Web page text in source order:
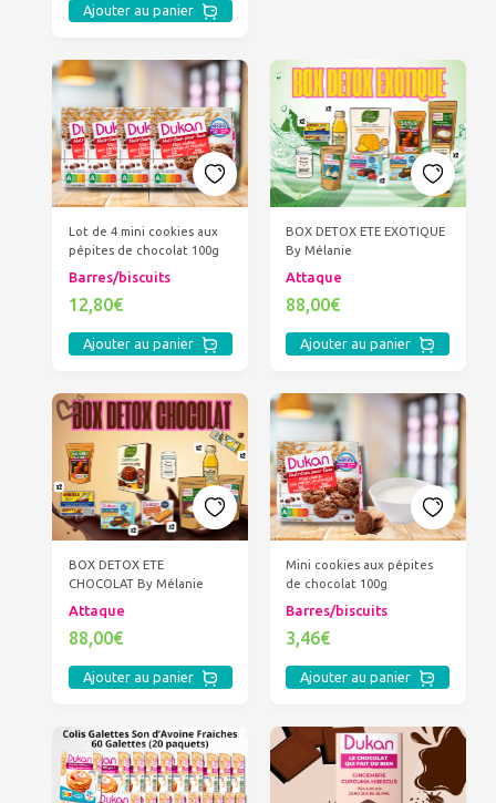
Ajouter au panier
Lot de 4 mini cookies aux
pépites de chocolat 100g
Barres/biscuits
12,80€
Ajouter au panier
BOX DETOX ETE EXOTIQUE
By Mélanie
Attaque
88,00€
Ajouter au panier
BOX DETOX ETE
CHOCOLAT By Mélanie
Attaque
88,00€
Ajouter au panier
Mini cookies aux pépites
de chocolat 100g
Barres/biscuits
3,46€
Ajouter au panier